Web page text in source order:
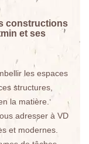
constructions
et ses
les espaces
structures,
la matière.
adresser à VD
et modernes.